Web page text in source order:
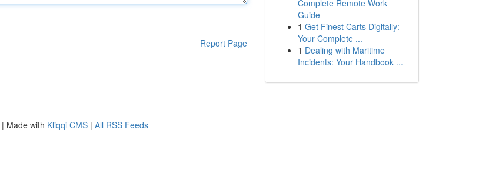
Report Page
Complete Remote Work
Guide
1 Get Finest Carts Digitally:
Your Complete ...
1 Dealing with Maritime
Incidents: Your Handbook ...
| Made with Kliqqi CMS | All RSS Feeds